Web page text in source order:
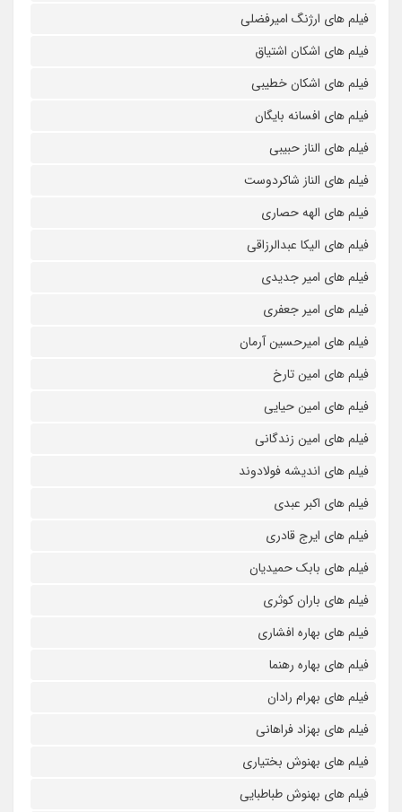
فیلم های ارژنگ امیرفضلی
فیلم های اشکان اشتیاق
فیلم های اشکان خطیبی
فیلم های افسانه بایگان
فیلم های الناز حبیبی
فیلم های الناز شاکردوست
فیلم های الهه حصاری
فیلم های الیکا عبدالرزاقی
فیلم های امیر جدیدی
فیلم های امیر جعفری
فیلم های امیرحسین آرمان
فیلم های امین تارخ
فیلم های امین حیایی
فیلم های امین زندگانی
فیلم های اندیشه فولادوند
فیلم های اکبر عبدی
فیلم های ایرج قادری
فیلم های بابک حمیدیان
فیلم های باران کوثری
فیلم های بهاره افشاری
فیلم های بهاره رهنما
فیلم های بهرام رادان
فیلم های بهزاد فراهانی
فیلم های بهنوش بختیاری
فیلم های بهنوش طباطبایی